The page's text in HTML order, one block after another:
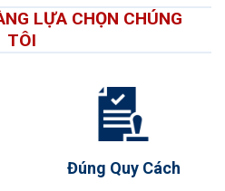
LỰA CHỌN CHÚNG
TÔI
Đúng Quy Cách